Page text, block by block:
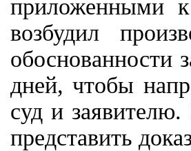
приложенными
возбудил
обоснованности
дней, чтобы
суд и
представить